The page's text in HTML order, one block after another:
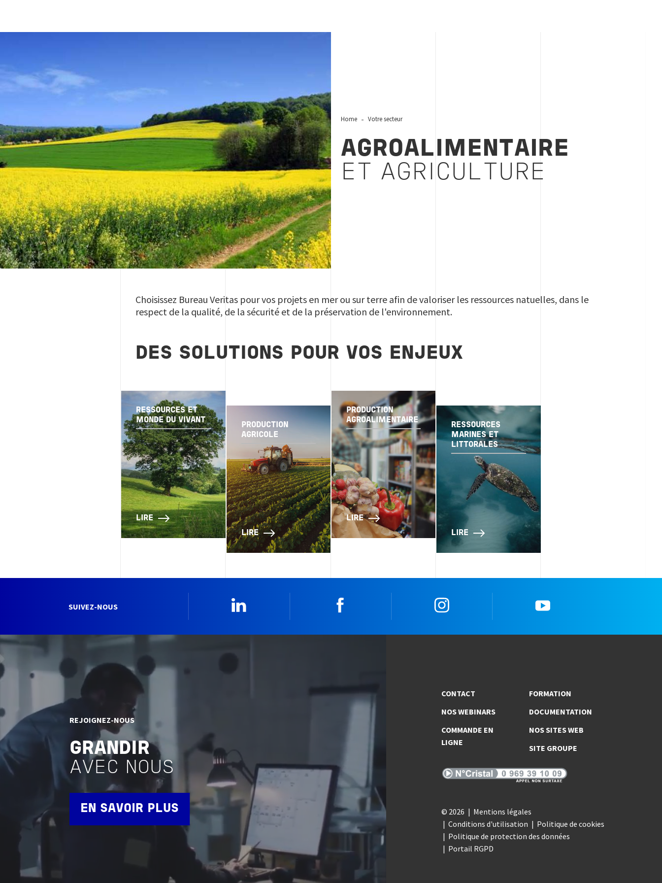
Home Votre secteur
AGROALIMENTAIRE
ET AGRICULTURE
Choisissez Bureau Veritas pour vos projets en mer ou sur terre afin de valoriser les ressources natuelles, dans le
respect de la qualité, de la sécurité et de la préservation de l'environnement.
DES SOLUTIONS POUR VOS ENJEUX
RESSOURCES ET
MONDE DU VIVANT
LIRE
PRODUCTION
AGRICOLE
LIRE
PRODUCTION
AGROALIMENTAIRE
LIRE
RESSOURCES
MARINES ET
LITTORALES
LIRE
SUIVEZ-NOUS
REJOIGNEZ-NOUS
GRANDIR
AVEC NOUS
EN SAVOIR PLUS
CONTACT
NOS WEBINARS
COMMANDE EN
LIGNE
FORMATION
DOCUMENTATION
NOS SITES WEB
SITE GROUPE
© 2026
Mentions légales
Conditions d'utilisation
Politique de cookies
Politique de protection des données
Portail RGPD